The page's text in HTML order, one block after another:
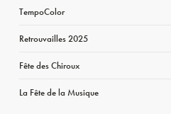
TempoColor
Retrouvailles 2025
Fête des Chiroux
La Fête de la Musique